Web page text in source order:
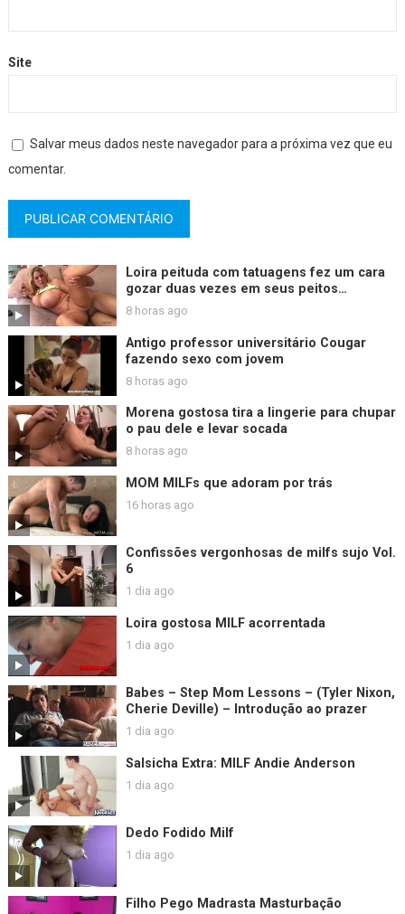
Site
Salvar meus dados neste navegador para a próxima vez que eu
comentar.
Loira peituda com tatuagens fez um cara
gozar duas vezes em seus peitos
enormes.
8 horas ago
Antigo professor universitário Cougar
fazendo sexo com jovem
8 horas ago
Morena gostosa tira a lingerie para chupar
o pau dele e levar socada
8 horas ago
MOM MILFs que adoram por trás
16 horas ago
Confissões vergonhosas de milfs sujo Vol.
6
1 dia ago
Loira gostosa MILF acorrentada
1 dia ago
Babes – Step Mom Lessons – (Tyler Nixon,
Cherie Deville) – Introdução ao prazer
1 dia ago
Salsicha Extra: MILF Andie Anderson
1 dia ago
Dedo Fodido Milf
1 dia ago
Filho Pego Madrasta Masturbação